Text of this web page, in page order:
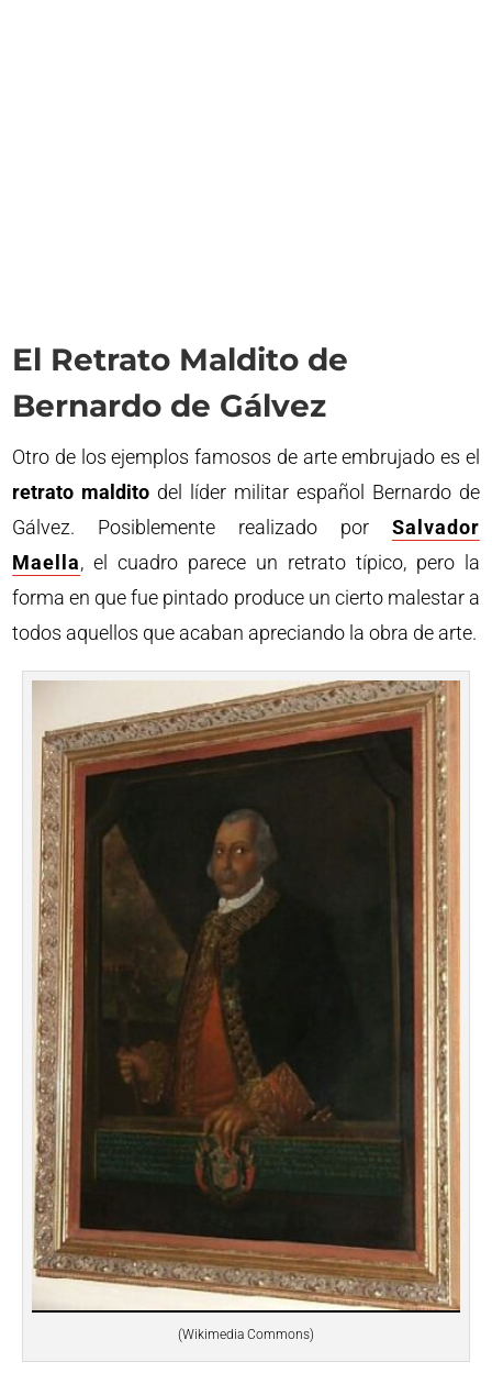
El Retrato Maldito de
Bernardo de Gálvez
Otro de los ejemplos famosos de arte embrujado es el
retrato maldito del líder militar español Bernardo de
Gálvez. Posiblemente realizado por Salvador
Maella, el cuadro parece un retrato típico, pero la
forma en que fue pintado produce un cierto malestar a
todos aquellos que acaban apreciando la obra de arte.
(Wikimedia Commons)